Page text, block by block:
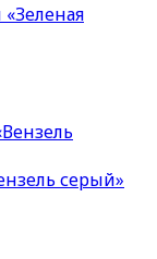
серый»